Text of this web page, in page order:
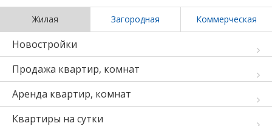
Жилая Загородная Коммерческая
Новостройки
Продажа квартир, комнат
Аренда квартир, комнат
Квартиры на сутки